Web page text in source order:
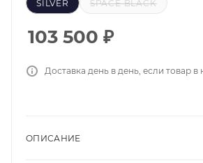
SILVER SPACE BLACK
103 500 ₽
Доставка день в день, если товар в
ОПИСАНИЕ